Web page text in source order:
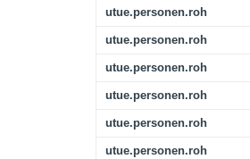
utue.personen.roh
utue.personen.roh
utue.personen.roh
utue.personen.roh
utue.personen.roh
utue.personen.roh